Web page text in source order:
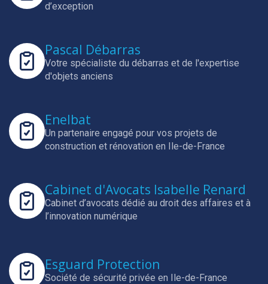
d’exception
Pascal Débarras
Votre spécialiste du débarras et de l'expertise
d'objets anciens
Enelbat
Un partenaire engagé pour vos projets de
construction et rénovation en Ile-de-France
Cabinet d'Avocats Isabelle Renard
Cabinet d’avocats dédié au droit des affaires et à
l’innovation numérique
Esguard Protection
Société de sécurité privée en Ile-de-France